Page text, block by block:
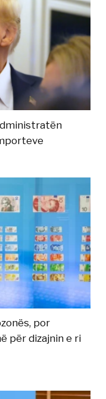
por
për dizajnin e ri